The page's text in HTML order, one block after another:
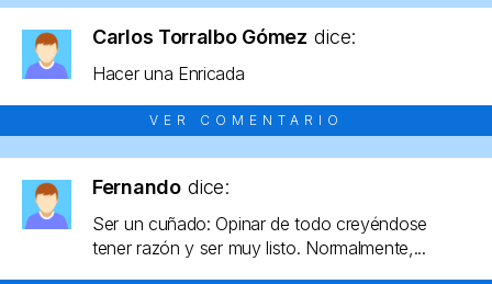
Carlos Torralbo Gómez dice:
Hacer una Enricada
VER COMENTARIO
Fernando dice:
Ser un cuñado: Opinar de todo creyéndose
tener razón y ser muy listo. Normalmente,...